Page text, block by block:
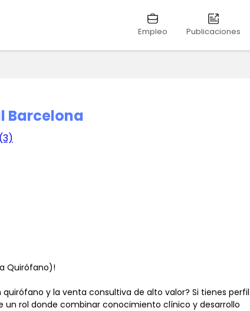
Empleo Publicaciones
Barcelona
Quirófano)!
y la venta consultiva de alto valor? Si tienes perfil
rol donde combinar conocimiento clínico y desarrollo